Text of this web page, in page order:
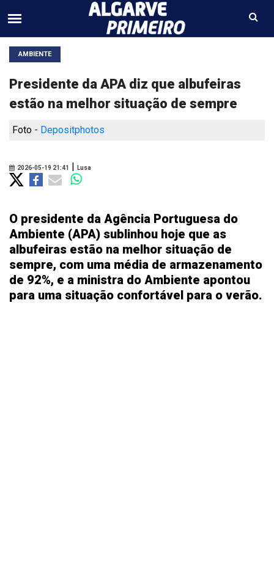
AMBIENTE
Presidente da APA diz que albufeiras
estão na melhor situação de sempre
Foto - Depositphotos
2026-05-19 21:41 | Lusa
O presidente da Agência Portuguesa do
Ambiente (APA) sublinhou hoje que as
albufeiras estão na melhor situação de
sempre, com uma média de armazenamento
de 92%, e a ministra do Ambiente apontou
para uma situação confortável para o verão.